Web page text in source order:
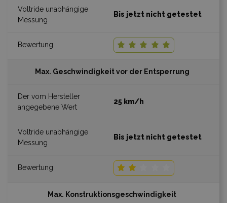
Bis jetzt nicht getestet
Max. Geschwindigkeit vor der Entsperrung
25 km/h
Bis jetzt nicht getestet
Max. Konstruktionsgeschwindigkeit